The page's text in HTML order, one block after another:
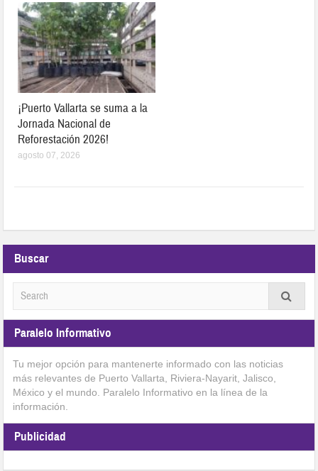
¡Puerto Vallarta se suma a la
Jornada Nacional de
Reforestación 2026!
agosto 07, 2026
Buscar
Paralelo Informativo
Tu mejor opción para mantenerte informado con las noticias
más relevantes de Puerto Vallarta, Riviera-Nayarit, Jalisco,
México y el mundo. Paralelo Informativo en la línea de la
información.
Publicidad